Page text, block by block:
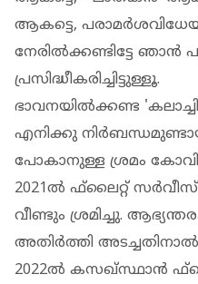
ആകട്ടെ,
നേരില്‍ക്കണ്ടിട്ടേ
പ്രസിദ്ധീകരിച്ചിട്ടുള്ളൂ.
ഭാവനയില്‍ക്കണ്ട
എനിക്കു
പോകാനുള്ള ശ്രമം
2021ല്‍ ഫ്‌ലൈറ്റ് സര്‍വീസ്
വീണ്ടും ശ്രമിച്ചു.
അതിര്‍ത്തി
2022ല്‍ കസഖ്സ്ഥാന്‍